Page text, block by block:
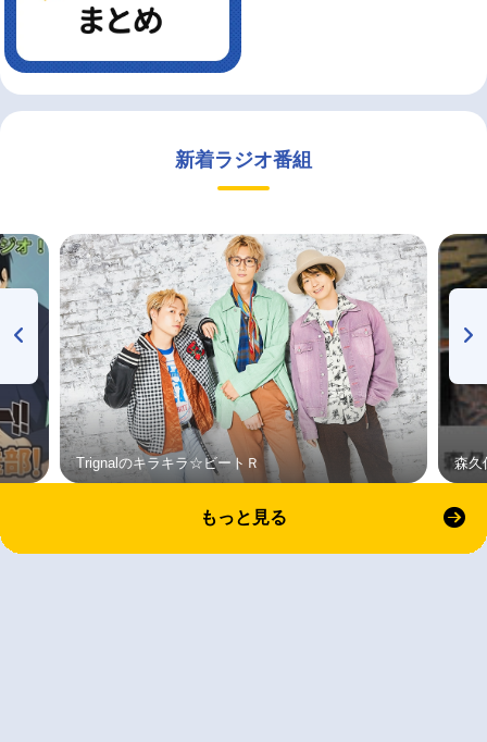
新着ラジオ番組
Trignalのキラキラ☆ビートＲ 森久
もっと見る